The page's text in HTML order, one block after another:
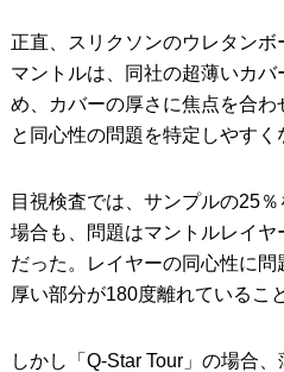
正直、スリクソンのウレタンボ
マントルは、同社の超薄いカ
め、カバーの厚さに焦点を合
と同心性の問題を特定しやすく
目視検査では、サンプルの25
場合も、問題はマントルレイ
だった。レイヤーの同心性に問
厚い部分が180度離れているこ
しかし「Q-Star Tour」の場合